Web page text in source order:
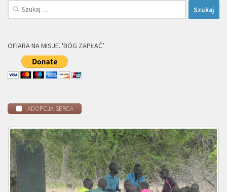
Szukaj:
OFIARA NA MISJE. 'BÓG ZAPŁAĆ’
ADOPCJA SERCA